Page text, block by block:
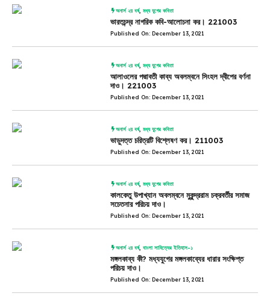
অনার্স ২য় বর্ষ,মধ্য যুগের কবিতা
ভারতচন্দ্র নাগরিক কবি-আলোচনা কর। 221003
Published On: December 13, 2021
অনার্স ২য় বর্ষ,মধ্য যুগের কবিতা
আলাওলের পদ্মাবতী কাব্য অবলম্বনে সিংহল দ্বীপের বর্ণনা
দাও। 221003
Published On: December 13, 2021
অনার্স ২য় বর্ষ,মধ্য যুগের কবিতা
ভাড়ুদত্ত চরিত্রটি বিশ্লেষণ কর। 211003
Published On: December 13, 2021
অনার্স ২য় বর্ষ,মধ্য যুগের কবিতা
কালকেতু উপাখ্যান অবলম্বনে মুকুন্দ্ররাম চক্রবর্তীর সমাজ
সচেতনার পরিচয় দাও।
Published On: December 13, 2021
অনার্স ২য় বর্ষ,বাংলা সাহিত্যের ইতিহাস-১
মঙ্গলকাব্য কী? মধ্যযুগের মঙ্গলকাব্যের ধারার সংক্ষিপ্ত
পরিচয় দাও।
Published On: December 13, 2021